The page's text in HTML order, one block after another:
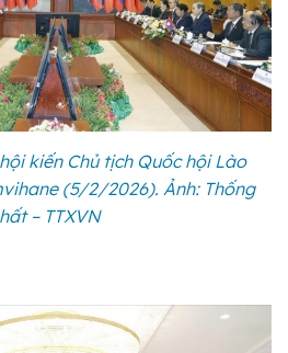
kiến Chủ tịch Quốc hội Lào
(5/2/2026). Ảnh: Thống
– TTXVN